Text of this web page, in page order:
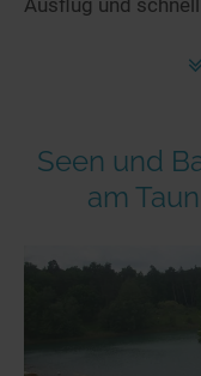
Gourmet-Urlaub
Aktiv-Urlaub
Kanu- & Kajak-Urlaub
Bike-Hotels
Häuser auf dem
Glamping
Hunde am See
Top Seen nach
Deutschlands
Seen in Europa
Seen und
am